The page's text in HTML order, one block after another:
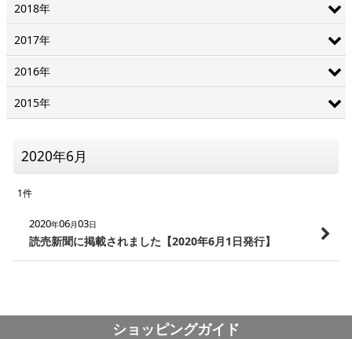
2020年6月
1件
2020年06月03日
読売新聞に掲載されました【2020年6月1日発行】
2018年
2017年
2016年
2015年
ショッピングガイド